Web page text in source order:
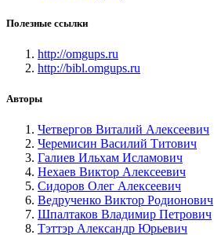
Полезные ссылки
http://omgups.ru
http://bibl.omgups.ru
Авторы
Четвергов Виталий Алексеевич
Черемисин Василий Титович
Галиев Ильхам Исламович
Нехаев Виктор Алексеевич
Сидоров Олег Алексеевич
Ведрученко Виктор Родионович
Шпалтаков Владимир Петрович
Тэттэр Александр Юрьевич